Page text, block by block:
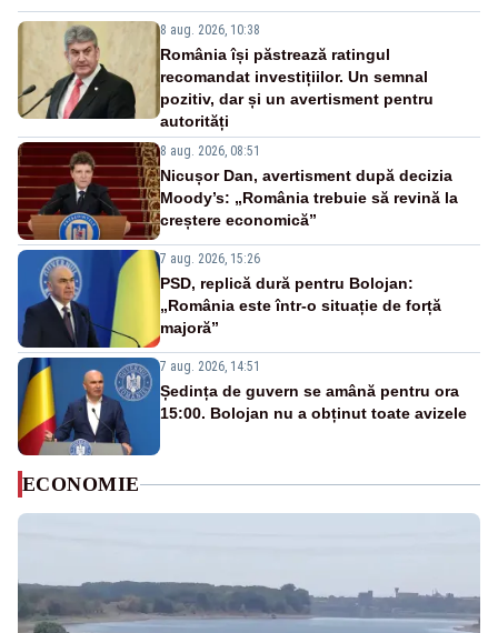
8 aug. 2026, 10:38
România își păstrează ratingul
recomandat investițiilor. Un semnal
pozitiv, dar și un avertisment pentru
autorități
8 aug. 2026, 08:51
Nicușor Dan, avertisment după decizia
Moody’s: „România trebuie să revină la
creștere economică”
7 aug. 2026, 15:26
PSD, replică dură pentru Bolojan:
„România este într-o situație de forță
majoră”
7 aug. 2026, 14:51
Ședința de guvern se amână pentru ora
15:00. Bolojan nu a obținut toate avizele
ECONOMIE